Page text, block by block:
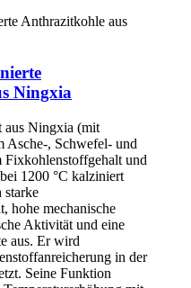
Ningxia
aus Ningxia (mit
Asche-, Schwefel- und
Fixkohlenstoffgehalt und
1200 °C kalziniert
starke
hohe mechanische
Aktivität und eine
aus. Er wird
in der
Seine Funktion